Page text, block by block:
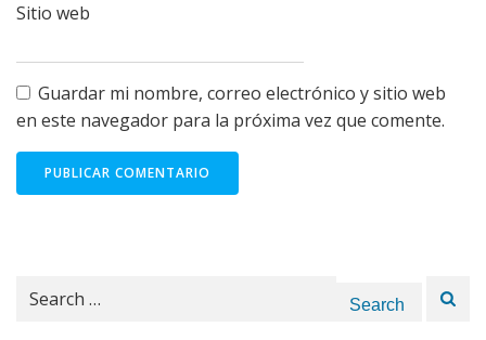
Sitio web
Guardar mi nombre, correo electrónico y sitio web
en este navegador para la próxima vez que comente.
Search